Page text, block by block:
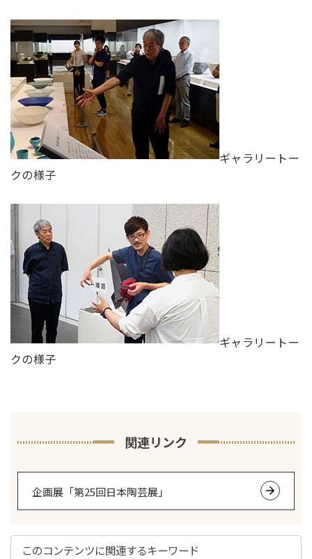
ギャラリートー
クの様子
ギャラリートー
クの様子
関連リンク
企画展「第25回日本陶芸展」
このコンテンツに関連するキーワード